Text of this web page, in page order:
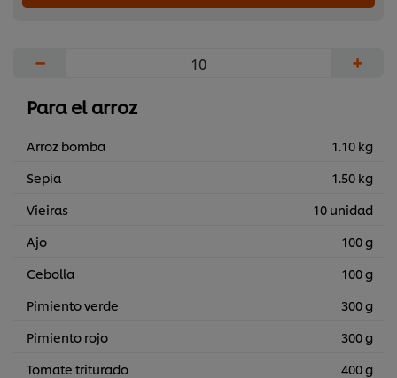
− +
Para el arroz
Arroz bomba
1.10 kg
Sepia
1.50 kg
Vieiras
10 unidad
Ajo
100 g
Cebolla
100 g
Pimiento verde
300 g
Pimiento rojo
300 g
Tomate triturado
400 g